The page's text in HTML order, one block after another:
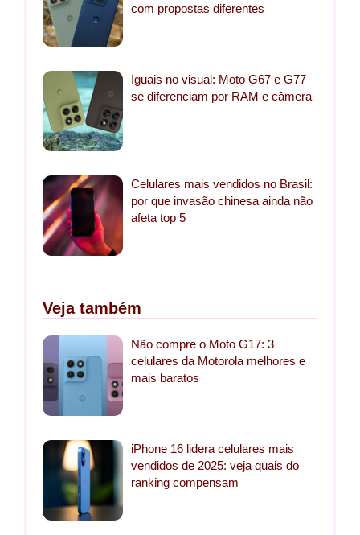
com propostas diferentes
Iguais no visual: Moto G67 e G77
se diferenciam por RAM e câmera
Celulares mais vendidos no Brasil:
por que invasão chinesa ainda não
afeta top 5
Veja também
Não compre o Moto G17: 3
celulares da Motorola melhores e
mais baratos
iPhone 16 lidera celulares mais
vendidos de 2025: veja quais do
ranking compensam